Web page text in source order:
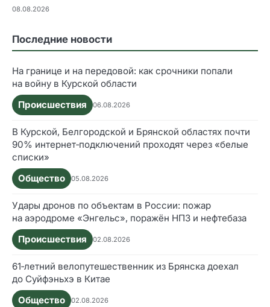
08.08.2026
Последние новости
На границе и на передовой: как срочники попали
на войну в Курской области
Происшествия
06.08.2026
В Курской, Белгородской и Брянской областях почти
90% интернет‑подключений проходят через «белые
списки»
Общество
05.08.2026
Удары дронов по объектам в России: пожар
на аэродроме «Энгельс», поражён НПЗ и нефтебаза
Происшествия
02.08.2026
61‑летний велопутешественник из Брянска доехал
до Суйфэньхэ в Китае
Общество
02.08.2026